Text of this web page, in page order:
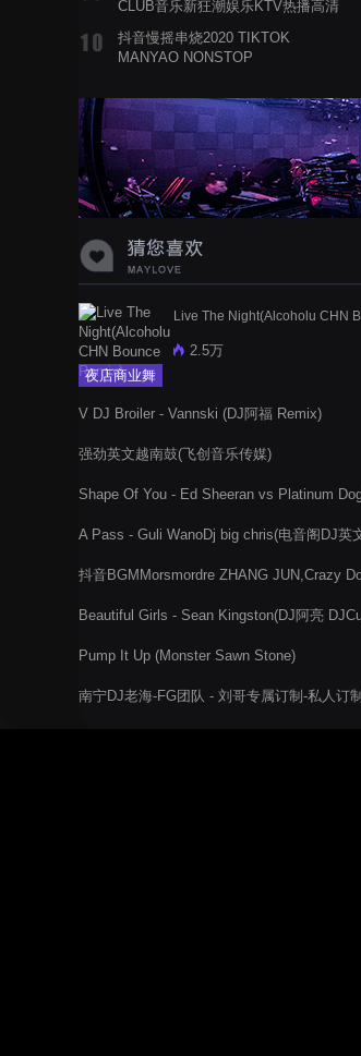
CLUB音乐新狂潮娱乐KTV热播高清
抖音慢摇串烧2020 TIKTOK
MANYAO NONSTOP
蝉爸爸妈妈爱存在夏天的风是想你的
声音啊
夜店商业舞
Live The Night(Alcoholu CHN
2.5万
V DJ Broiler - Vannski (DJ阿福 Remix)
强劲英文越南鼓(飞创音乐传媒)
Shape Of You - Ed Sheeran vs Platinum
A Pass - Guli WanoDj big chris(电音阁DJ英
抖音BGMMorsmordre ZHANG JUN,Crazy
Beautiful Girls - Sean Kingston(DJ阿亮
Pump It Up (Monster Sawn Stone)
南宁DJ老海-FG团队 - 刘哥专属订制-私人订制